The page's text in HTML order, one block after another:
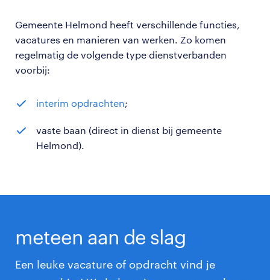
Gemeente Helmond heeft verschillende functies,
vacatures en manieren van werken. Zo komen
regelmatig de volgende type dienstverbanden
voorbij:
interim opdrachten;
vaste baan (direct in dienst bij gemeente
Helmond).
meteen aan de slag
Een leuke vacature of opdracht vind je